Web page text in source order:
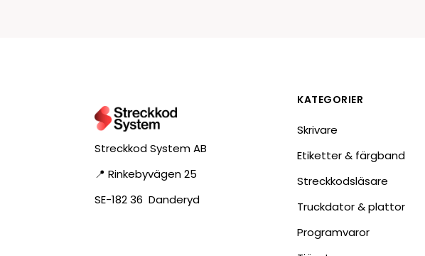
Streckkod System AB
📍 Rinkebyvägen 25
SE-182 36 Danderyd
KATEGORIER
Skrivare
Etiketter & färgband
Streckkodsläsare
Truckdator & plattor
Programvaror